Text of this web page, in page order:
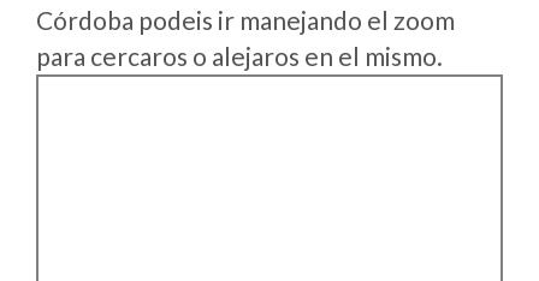
Córdoba podeis ir manejando el zoom
para cercaros o alejaros en el mismo.